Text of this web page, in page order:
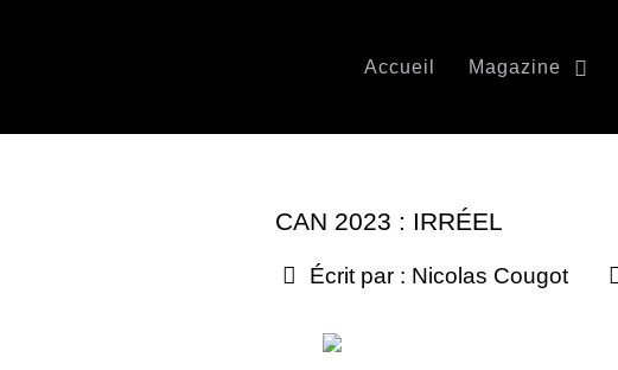
Accueil Magazine
CAN 2023 : IRRÉEL
Écrit par : Nicolas Cougot